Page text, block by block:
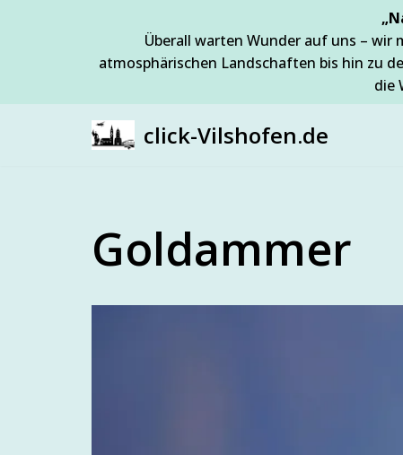
Überall warten Wunder auf uns – wir
atmosphärischen Landschaften bis hin zu
die
click-Vilshofen.de
Goldammer